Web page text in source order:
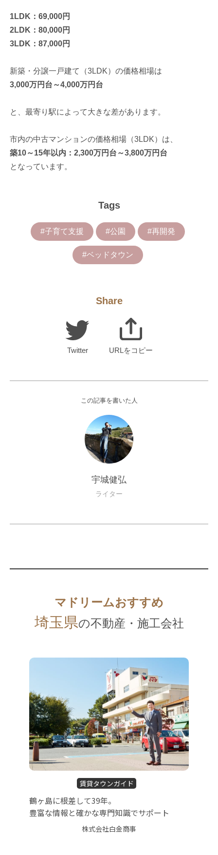
1LDK：69,000円
2LDK：80,000円
3LDK：87,000円
新築・分譲一戸建て（3LDK）の価格相場は
3,000万円台～4,000万円台
と、最寄り駅によって大きな差があります。
市内の中古マンションの価格相場（3LDK）は、
築10～15年以内：2,300万円台～3,800万円台
となっています。
Tags
#子育て支援 #公園 #再開発
#ベッドタウン
Share
Twitter URLをコピー
この記事を書いた人
宇城健弘
ライター
マドリームおすすめ
埼玉県の不動産・施工会社
賃貸タウンガイド
鶴ヶ島に根差して39年。
豊富な情報と確かな専門知識でサポート
株式会社白金商事